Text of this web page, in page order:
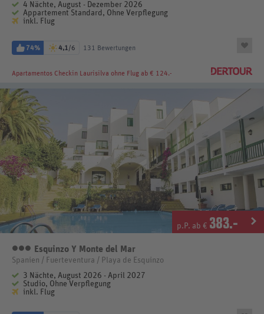
4 Nächte, August - Dezember 2026
Appartement Standard, Ohne Verpflegung
inkl. Flug
74% 4,1/6 131 Bewertungen
Apartamentos Checkin Laurisilva ohne Flug ab € 124.-
p.P. ab € 383.-
3 Sterne
Esquinzo Y Monte del Mar
Spanien / Fuerteventura / Playa de Esquinzo
3 Nächte, August 2026 - April 2027
Studio, Ohne Verpflegung
inkl. Flug